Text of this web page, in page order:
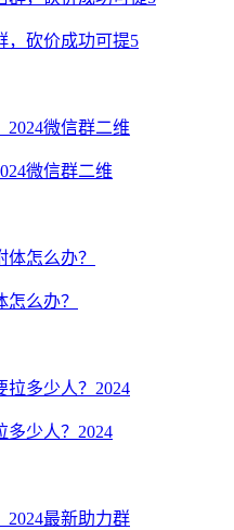
，砍价成功可提5
微信群二维
么办？
多少人？2024